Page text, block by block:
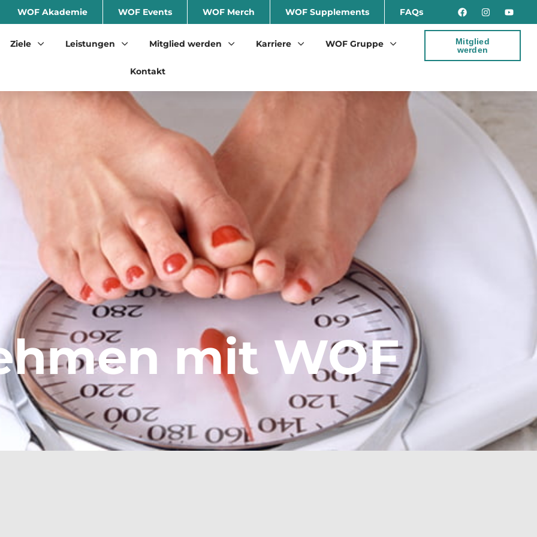
WOF Akademie WOF Events WOF Merch WOF Supplements FAQs
Ziele Leistungen Mitglied werden Karriere WOF Gruppe
Kontakt
Mitglied
werden
mit WOF